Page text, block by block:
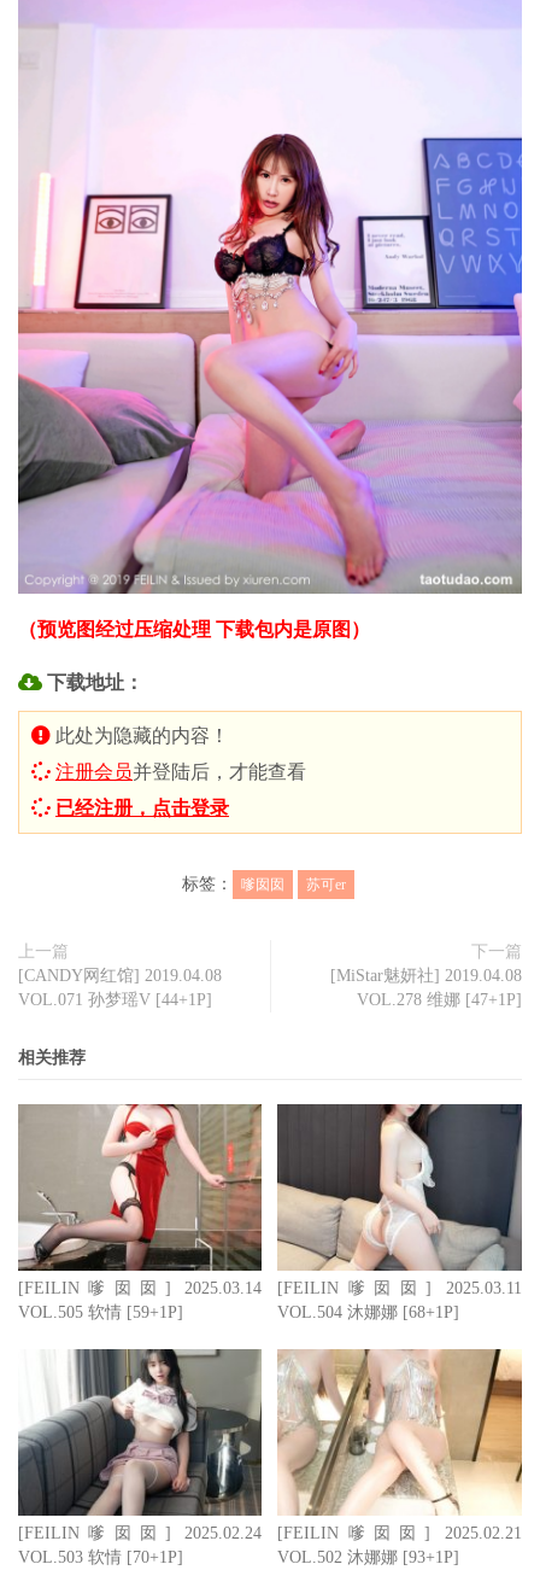
（预览图经过压缩处理 下载包内是原图）
下载地址：
此处为隐藏的内容！
注册会员并登陆后，才能查看
已经注册，点击登录
标签： 嗲囡囡 苏可er
上一篇
[CANDY网红馆] 2019.04.08
VOL.071 孙梦瑶V [44+1P]
下一篇
[MiStar魅妍社] 2019.04.08
VOL.278 维娜 [47+1P]
相关推荐
[FEILIN嗲囡囡] 2025.03.14
VOL.505 软情 [59+1P]
[FEILIN嗲囡囡] 2025.03.11
VOL.504 沐娜娜 [68+1P]
[FEILIN嗲囡囡] 2025.02.24
VOL.503 软情 [70+1P]
[FEILIN嗲囡囡] 2025.02.21
VOL.502 沐娜娜 [93+1P]